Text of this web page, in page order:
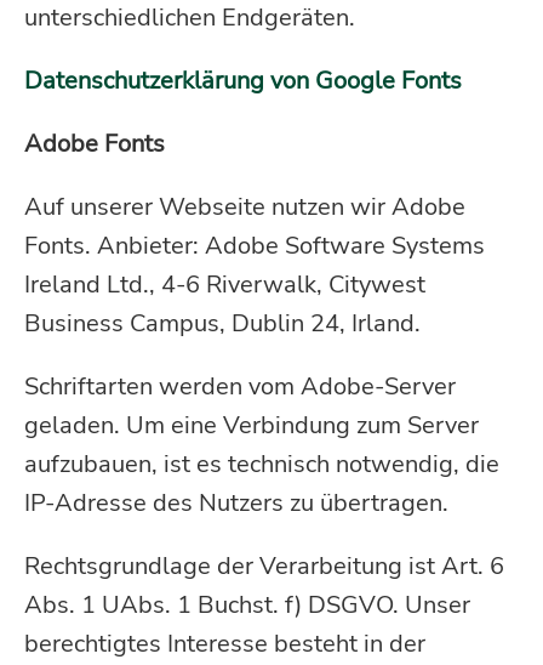
unterschiedlichen Endgeräten.
Datenschutzerklärung von Google Fonts
Adobe Fonts
Auf unserer Webseite nutzen wir Adobe
Fonts. Anbieter: Adobe Software Systems
Ireland Ltd., 4-6 Riverwalk, Citywest
Business Campus, Dublin 24, Irland.
Schriftarten werden vom Adobe-Server
geladen. Um eine Verbindung zum Server
aufzubauen, ist es technisch notwendig, die
IP-Adresse des Nutzers zu übertragen.
Rechtsgrundlage der Verarbeitung ist Art. 6
Abs. 1 UAbs. 1 Buchst. f) DSGVO. Unser
berechtigtes Interesse besteht in der